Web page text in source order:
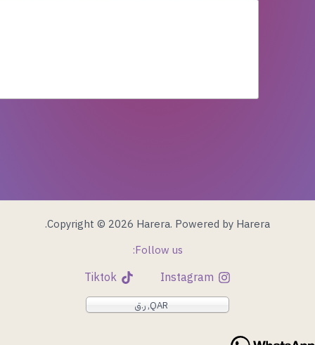
Copyright © 2026 Harera. Powered by Harera.
Follow us:
Instagram
Tiktok
QAR, ر.ق